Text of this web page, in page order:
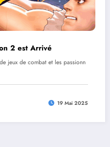
2 est Arrivé
jeux de combat et les passionn
19 Mai 2025